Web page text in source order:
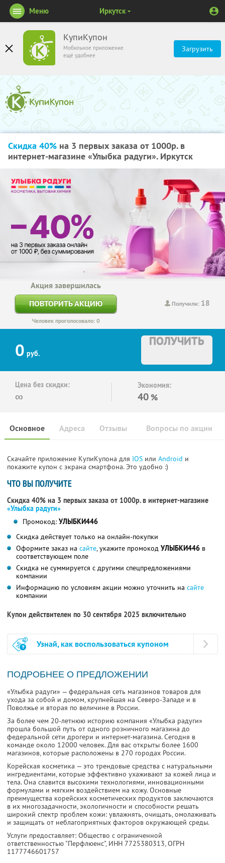
КупиКупон
Мобильное приложение
ещё удобнее
Загрузить
Меню Иркутск
Скидка 40% на 3 первых заказа от 1000р. в
интернет-магазине «Улыбка радуги». Иркутск
Получили: 18
Акция завершилась
ПОВТОРИТЬ АКЦИЮ
Человек проголосовало: 0
0 руб.
ПОЛУЧИТЬ
Цена без скидки:
∞
Экономия:
40 %
Основное Отзывы Вопросы по акции
Адреса
Скачайте приложение КупиКупона для IOS или Android и
покажите купон с экрана смартфона. Это удобно :)
ЧТО ВЫ ПОЛУЧИТЕ
Скидка 40% на 3 первых заказа от 1000р. в интернет-магазине
«Улыбка радуги»
Промокод: УЛЫБКИ446
Скидка действует только на онлайн-покупки
Оформите заказ на сайте, укажите промокод УЛЫБКИ446 в
соответствующем поле
Скидка не суммируется с другими спецпредложениями
компании
Информацию по условиям акции можно уточнить на сайте
компании
Купон действителен по 30 сентября 2025 включительно
Узнай, как воспользоваться купоном
ПОДРОБНЕЕ О ПРЕДЛОЖЕНИИ
«Улыбка радуги» — федеральная сеть магазинов товаров для
ухода за собой и домом, крупнейшая на Северо-Западе и в
Поволжье и вторая по величине в России.
За более чем 20-летнюю историю компания «Улыбка радуги»
прошла большой путь от одного розничного магазина до
федеральной сети дрогери и интернет-магазина. Сегодня в
команде около 12000 человек. Для вас открыты более 1600
магазинов, которые расположены в 270 городах России.
Корейская косметика — это трендовые средства с натуральными
ингредиентами, которые эффективно ухаживают за кожей лица и
тела. Она славится высокими технологиями, инновационными
формулами и мягким воздействием на кожу. Основные
преимущества корейских косметических продуктов заключаются
в их многозадачности, экологичности и способности решать
широкий спектр проблем кожи: увлажнять, очищать, омолаживать
и защищать от неблагоприятных факторов окружающей среды.
Услуги предоставляет: Общество с ограниченной
ответственностью "Перфлюенс", ИНН 7725380313, ОГРН
1177746601757